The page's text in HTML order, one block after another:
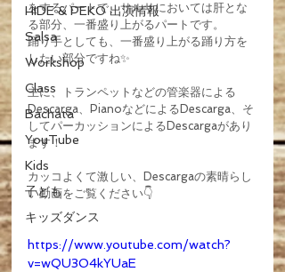
HIDE & PEKO 出演情報
Salsa
Workshop
Class
Bachata
YouTube
Kids
子ども
キッズダンス
をするパートで、サルサにおいては肝とな
る部分、一番盛り上がるパートです。
踊り手としても、一番盛り上がる踊り方を
したい部分ですね✨
主に、トランペットなどの管楽器による
Descarga、PianoなどによるDescarga、そ
してパーカッションによるDescargaがあり
ます！
カッコよくて激しい、Descargaの素晴らし
い動画をご覧ください👇
https://www.youtube.com/watch?
v=wQU3O4kYUaE